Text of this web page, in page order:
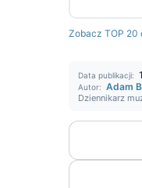
Zobacz TOP 20
Data publikacji:
Autor: Adam
Dziennikarz